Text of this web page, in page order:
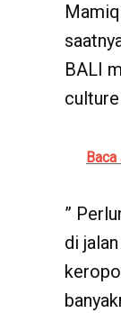
BALI
”
di